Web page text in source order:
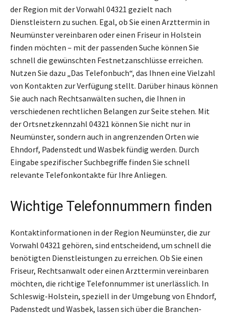
der Region mit der Vorwahl 04321 gezielt nach
Dienstleistern zu suchen. Egal, ob Sie einen Arzttermin in
Neumünster vereinbaren oder einen Friseur in Holstein
finden möchten – mit der passenden Suche können Sie
schnell die gewünschten Festnetzanschlüsse erreichen.
Nutzen Sie dazu „Das Telefonbuch“, das Ihnen eine Vielzahl
von Kontakten zur Verfügung stellt. Darüber hinaus können
Sie auch nach Rechtsanwälten suchen, die Ihnen in
verschiedenen rechtlichen Belangen zur Seite stehen. Mit
der Ortsnetzkennzahl 04321 können Sie nicht nur in
Neumünster, sondern auch in angrenzenden Orten wie
Ehndorf, Padenstedt und Wasbek fündig werden. Durch
Eingabe spezifischer Suchbegriffe finden Sie schnell
relevante Telefonkontakte für Ihre Anliegen.
Wichtige Telefonnummern finden
Kontaktinformationen in der Region Neumünster, die zur
Vorwahl 04321 gehören, sind entscheidend, um schnell die
benötigten Dienstleistungen zu erreichen. Ob Sie einen
Friseur, Rechtsanwalt oder einen Arzttermin vereinbaren
möchten, die richtige Telefonnummer ist unerlässlich. In
Schleswig-Holstein, speziell in der Umgebung von Ehndorf,
Padenstedt und Wasbek, lassen sich über die Branchen-